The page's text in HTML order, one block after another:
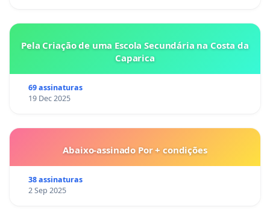
Pela Criação de uma Escola Secundária na Costa da
Caparica
69 assinaturas
19 Dec 2025
Abaixo-assinado Por + condições
38 assinaturas
2 Sep 2025